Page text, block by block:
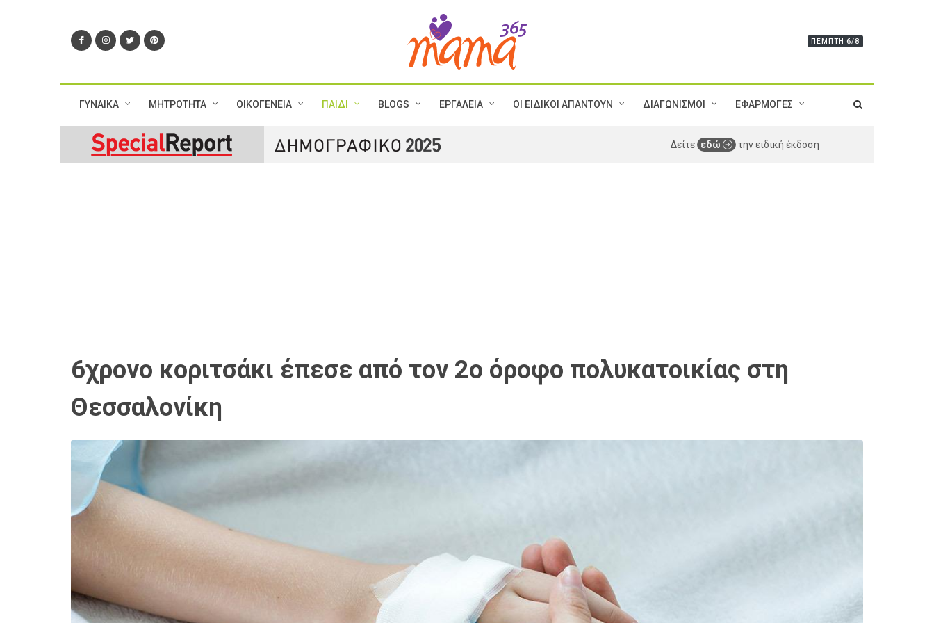
ΠΈΜΠΤΗ 6/8
ΓΥΝΑΙΚΑ ΜΗΤΡΟΤΗΤΑ ΟΙΚΟΓΕΝΕΙΑ ΠΑΙΔΙ BLOGS ΕΡΓΑΛΕΙΑ ΟΙ ΕΙΔΙΚΟΙ ΑΠΑΝΤΟΥΝ ΔΙΑΓΩΝΙΣΜΟΙ ΕΦΑΡΜΟΓΕΣ
Δείτε εδώ την ειδική έκδοση
6χρονο κοριτσάκι έπεσε από τον 2ο όροφο πολυκατοικίας στη
Θεσσαλονίκη